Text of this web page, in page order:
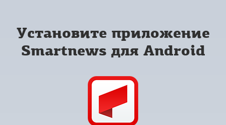
Установите приложение
Smartnews для Android